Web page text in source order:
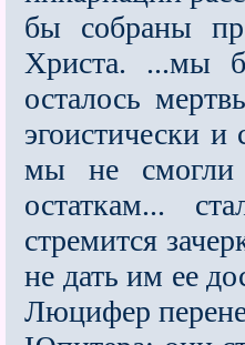
бы собраны
Христа. ...мы
осталось
эгоистически
мы не
остаткам...
стремится
не дать им ее
Люцифер